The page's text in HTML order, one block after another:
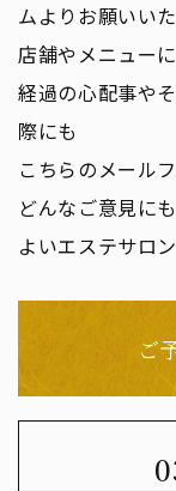
ムよりお願いいた
店舗やメニュー
経過の心配事や
際にも
こちらのメール
どんなご意見に
よいエステサロ
ご